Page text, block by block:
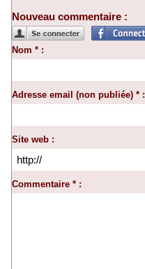
Nouveau commentaire :
Nom * :
Adresse email (non publiée) * :
Site web :
Commentaire * :